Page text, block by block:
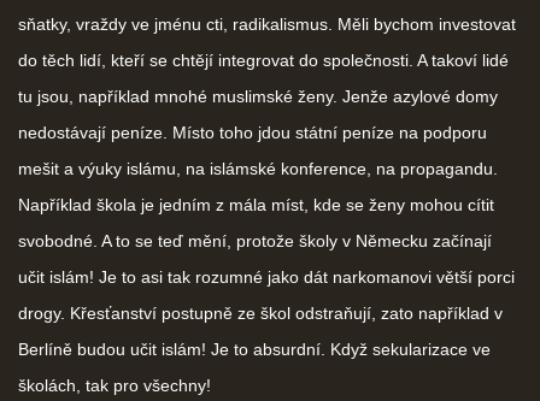
sňatky, vraždy ve jménu cti, radikalismus. Měli bychom investovat
do těch lidí, kteří se chtějí integrovat do společnosti. A takoví lidé
tu jsou, například mnohé muslimské ženy. Jenže azylové domy
nedostávají peníze. Místo toho jdou státní peníze na podporu
mešit a výuky islámu, na islámské konference, na propagandu.
Například škola je jedním z mála míst, kde se ženy mohou cítit
svobodné. A to se teď mění, protože školy v Německu začínají
učit islám! Je to asi tak rozumné jako dát narkomanovi větší porci
drogy. Křesťanství postupně ze škol odstraňují, zato například v
Berlíně budou učit islám! Je to absurdní. Když sekularizace ve
školách, tak pro všechny!